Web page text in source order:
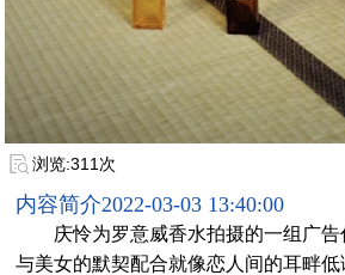
浏览:311次
内容简介2022-03-03 13:40:00
庆怜为罗意威香水拍摄的一组广
与美女的默契配合就像恋人间的耳畔